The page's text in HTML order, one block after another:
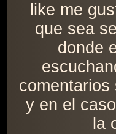
like me
que sea
donde
comentarios
y en el
la